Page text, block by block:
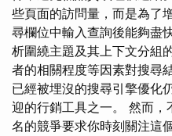
些頁面的訪問量，而是為了
尋欄位中輸入查詢後能夠盡
析圍繞主題及其上下文分組
者的相關程度等因素對搜尋
已經被埋沒的搜尋引擎優化
迎的行銷工具之一。 然而
名的競爭要求你時刻關注這